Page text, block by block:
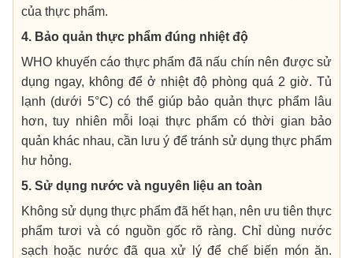
của thực phẩm.
4. Bảo quản thực phẩm đúng nhiệt độ
WHO khuyến cáo thực phẩm đã nấu chín nên được sử
dụng ngay, không để ở nhiệt độ phòng quá 2 giờ. Tủ
lạnh (dưới 5°C) có thể giúp bảo quản thực phẩm lâu
hơn, tuy nhiên mỗi loại thực phẩm có thời gian bảo
quản khác nhau, cần lưu ý để tránh sử dụng thực phẩm
hư hỏng.
5. Sử dụng nước và nguyên liệu an toàn
Không sử dụng thực phẩm đã hết hạn, nên ưu tiên thực
phẩm tươi và có nguồn gốc rõ ràng. Chỉ dùng nước
sạch hoặc nước đã qua xử lý để chế biến món ăn.